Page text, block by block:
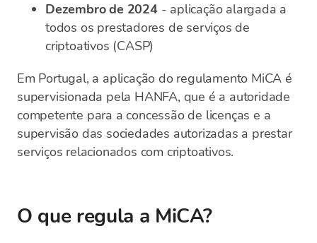
Dezembro de 2024- aplicação alargada a
todos os prestadores de serviços de
criptoativos (CASP)
Em Portugal, a aplicação do regulamento MiCA é
supervisionada pela HANFA, que é a autoridade
competente para a concessão de licenças e a
supervisão das sociedades autorizadas a prestar
serviços relacionados com criptoativos.
O que regula a MiCA?